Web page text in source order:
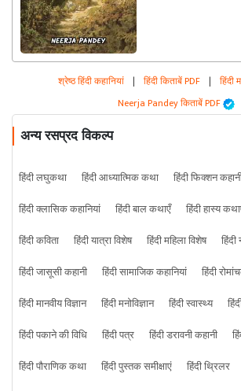
श्रेष्ठ हिंदी कहानियां | हिंदी किताबें PDF | हिंदी
Neerja Pandey किताबें PDF
अन्य रसप्रद विकल्प
हिंदी लघुकथा हिंदी आध्यात्मिक कथा हिंदी फिक्शन
हिंदी क्लासिक कहानियां
हिंदी बाल कथाएँ हिंदी हास्य
हिंदी कविता
हिंदी यात्रा विशेष हिंदी महिला विशेष
हिंदी जासूसी कहानी
हिंदी सामाजिक कहानियां
हिंदी
हिंदी मानवीय विज्ञान
हिंदी मनोविज्ञान हिंदी स्वास्थ्य
हिंदी पकाने की विधि
हिंदी पत्र हिंदी डरावनी कहानी
हिंदी पौराणिक कथा
हिंदी पुस्तक समीक्षाएं हिंदी थ्रिलर